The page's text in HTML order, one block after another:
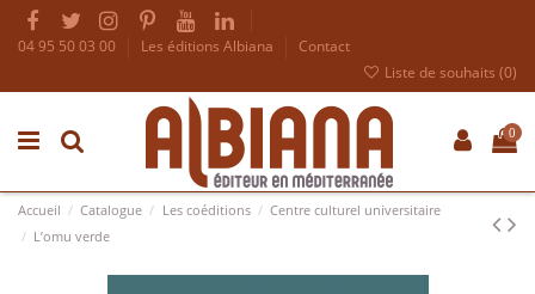
04 95 50 03 00 Les éditions Albiana
Contact
Liste de souhaits (0)
0
Accueil Catalogue Les coéditions
Centre culturel universitaire
L’omu verde